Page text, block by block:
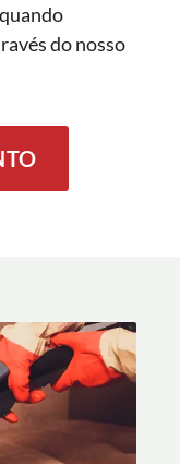
do nosso